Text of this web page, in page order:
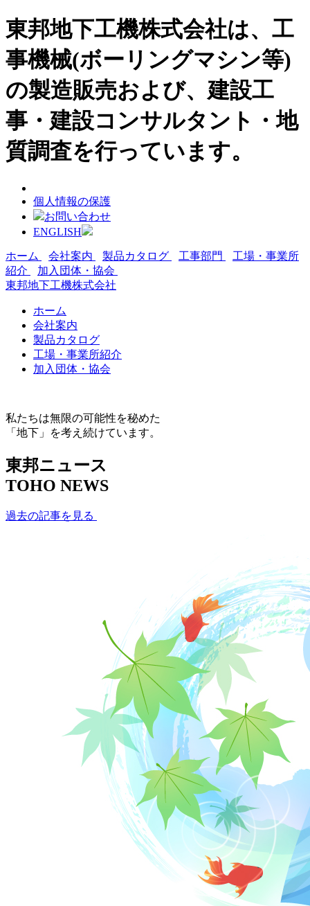
東邦地下工機株式会社は、工
事機械(ボーリングマシン等)
の製造販売および、建設工
事・建設コンサルタント・地
質調査を行っています。
個人情報の保護
お問い合わせ
ENGLISH
ホーム 会社案内 製品カタログ 工事部門
工場・事業所
紹介
加入団体・協会
東邦地下工機株式会社
ホーム
会社案内
製品カタログ
工場・事業所紹介
加入団体・協会
私たちは無限の可能性を秘めた
「地下」を考え続けています。
東邦ニュース
TOHO NEWS
過去の記事を見る